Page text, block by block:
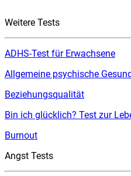
Weitere Tests
ADHS-Test für Erwachsene
Allgemeine psychische
Beziehungsqualität
Bin ich glücklich? Test zur
Burnout
Angst Tests